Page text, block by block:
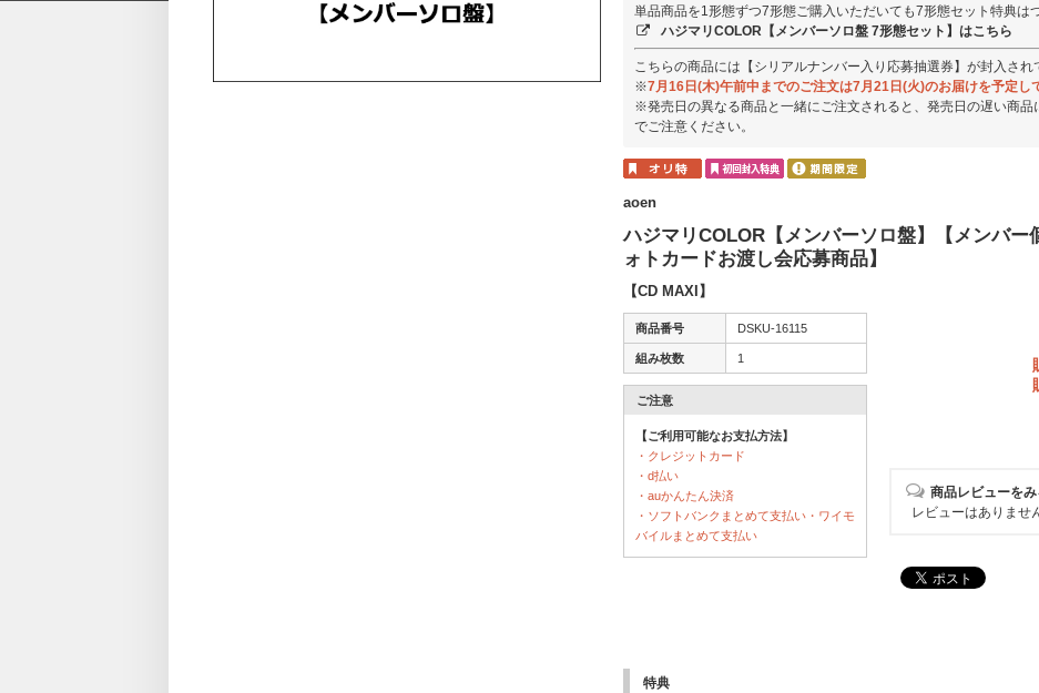
単品商品を1形態ずつ7形態ご購入いただいても7形態セット特典は
ハジマリCOLOR【メンバーソロ盤 7形態セット】はこちら
こちらの商品には【シリアルナンバー入り応募抽選券】が封入され
※7月16日(木)午前中までのご注文は7月21日(火)のお届けを予定し
※発売日の異なる商品と一緒にご注文されると、発売日の遅い商
でご注意ください。
aoen
ハジマリCOLOR【メンバーソロ盤】【メンバー
ォトカードお渡し会応募商品】
【CD MAXI】
商品番号 DSKU-16115
組み枚数 1
ご注意
【ご利用可能なお支払方法】
・クレジットカード
・d払い
・auかんたん決済
・ソフトバンクまとめて支払い・ワイモ
バイルまとめて支払い
商品レビューをみ
レビューはありませ
特典